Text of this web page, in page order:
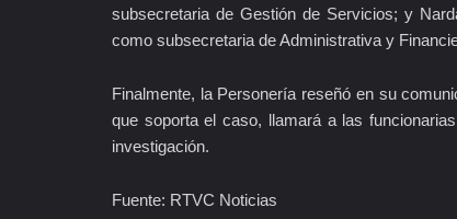
subsecretaria de Gestión de Servicios; y
como subsecretaria de Administrativa y
Finalmente, la Personería reseñó en su
que soporta el caso, llamará a las
investigación.
Fuente: RTVC Noticias